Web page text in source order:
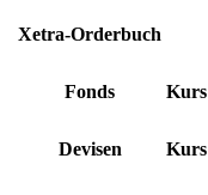
Xetra-Orderbuch
Fonds Kurs
Devisen Kurs